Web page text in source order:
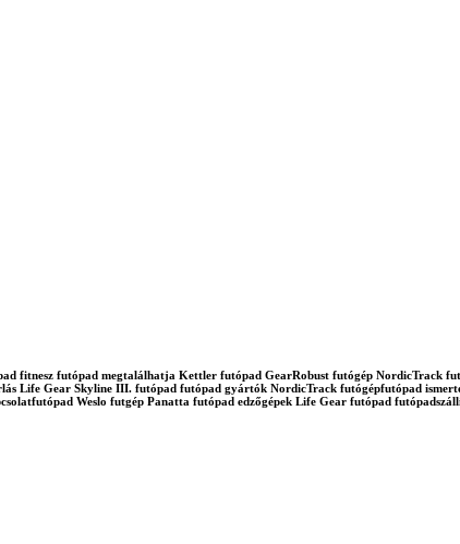
fitnesz futópad megtalálhatja Kettler futópad GearRobust futógép NordicTrack
Life Gear Skyline III. futópad futópad gyártók NordicTrack futógépfutópad
Weslo futgép Panatta futópad edzőgépek Life Gear futópad